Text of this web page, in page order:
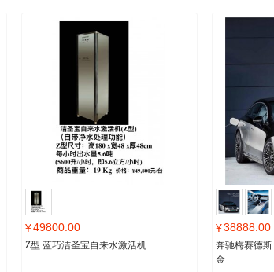
¥49800.00
Z型 蓝巧洁圣宝自来水激活机
¥38888.00
奔驰梅赛德斯
金